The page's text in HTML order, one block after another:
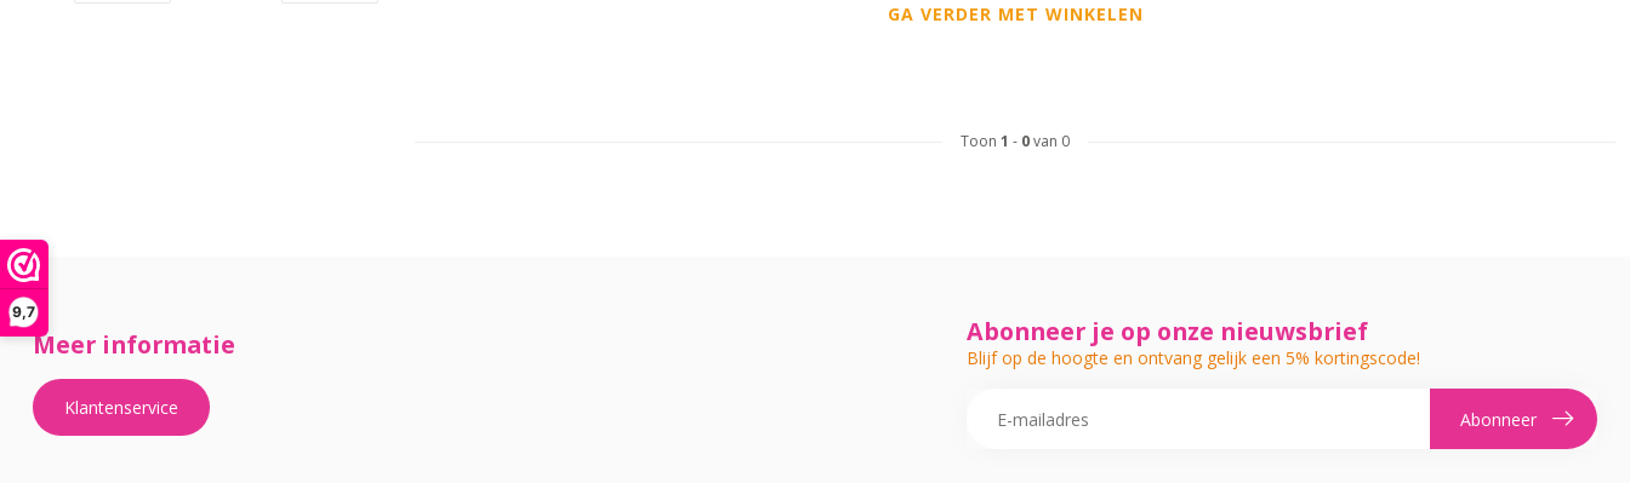
9,7
GA VERDER MET WINKELEN
Toon 1 - 0van 0
Meer informatie
Klantenservice
Abonneer je op onze nieuwsbrief
Blijf op de hoogte en ontvang gelijk een 5% kortingscode!
Abonneer